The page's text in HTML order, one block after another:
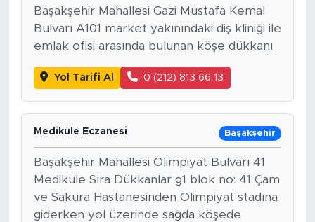
Başakşehir Mahallesi Gazi Mustafa Kemal
Bulvarı A101 market yakınındaki diş kliniği ile
emlak ofisi arasında bulunan köşe dükkanı
Yol Tarifi Al 0 (212) 813 66 13
Medikule Eczanesi Başakşehir
Başakşehir Mahallesi Olimpiyat Bulvarı 41
Medikule Sıra Dükkanlar g1 blok no: 41 Çam
ve Sakura Hastanesinden Olimpiyat stadına
giderken yol üzerinde sağda köşede
ANALİZ
KULİS
YAZARLAR
DİNİ